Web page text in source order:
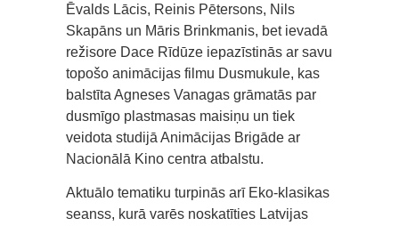
Ēvalds Lācis, Reinis Pētersons, Nils
Skapāns un Māris Brinkmanis, bet ievadā
režisore Dace Rīdūze iepazīstinās ar savu
topošo animācijas filmu Dusmukule, kas
balstīta Agneses Vanagas grāmatās par
dusmīgo plastmasas maisiņu un tiek
veidota studijā Animācijas Brigāde ar
Nacionālā Kino centra atbalstu.
Aktuālo tematiku turpinās arī Eko-klasikas
seanss, kurā varēs noskatīties Latvijas